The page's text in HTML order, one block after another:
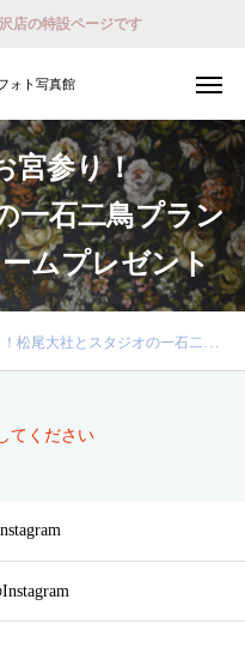
店の特設ページです
ォト写真館
宮参り！
一石二鳥プラン
ムプレゼント
オの一石二鳥プラン～お宮参り特性フレームプレゼント～
てください
ォト写真館
会員登録 （ログイン）